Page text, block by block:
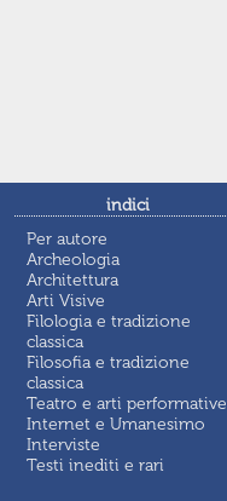
indici
Per autore
Archeologia
Architettura
Arti Visive
Filologia e tradizione
classica
Filosofia e tradizione
classica
Teatro e arti performative
Internet e Umanesimo
Interviste
Testi inediti e rari